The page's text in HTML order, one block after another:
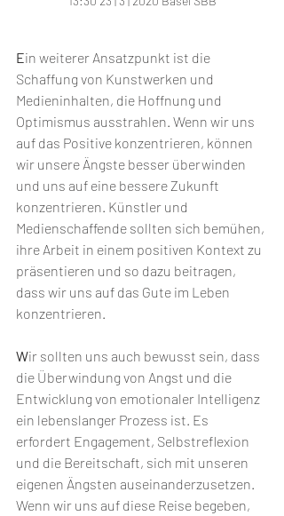
Ein weiterer Ansatzpunkt ist die
Schaffung von Kunstwerken und
Medieninhalten, die Hoffnung und
Optimismus ausstrahlen. Wenn wir uns
auf das Positive konzentrieren, können
wir unsere Ängste besser überwinden
und uns auf eine bessere Zukunft
konzentrieren. Künstler und
Medienschaffende sollten sich bemühen,
ihre Arbeit in einem positiven Kontext zu
präsentieren und so dazu beitragen,
dass wir uns auf das Gute im Leben
konzentrieren.
Wir sollten uns auch bewusst sein, dass
die Überwindung von Angst und die
Entwicklung von emotionaler Intelligenz
ein lebenslanger Prozess ist. Es
erfordert Engagement, Selbstreflexion
und die Bereitschaft, sich mit unseren
eigenen Ängsten auseinanderzusetzen.
Wenn wir uns auf diese Reise begeben,